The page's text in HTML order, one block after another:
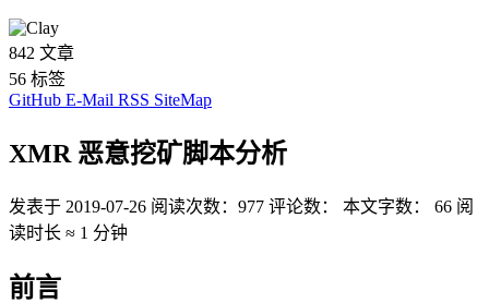
842 文章
56 标签
GitHub E-Mail RSS SiteMap
XMR 恶意挖矿脚本分析
发表于 2019-07-26 阅读次数： 977 评论数： 本文字数： 66 阅
读时长 ≈ 1 分钟
前言